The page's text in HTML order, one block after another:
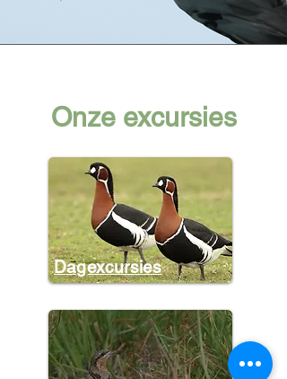
Onze excursies
Dagexcursies